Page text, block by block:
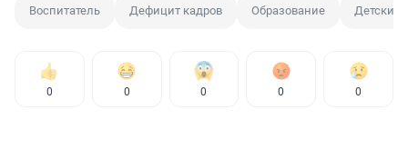
Воспитатель Дефицит кадров Образование Детский
0 0 0 0 0